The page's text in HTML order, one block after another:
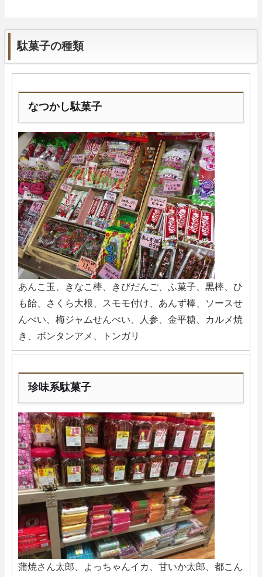
駄菓子の種類
なつかし駄菓子
あんこ玉、きなこ棒、きびだんご、ふ菓子、黒棒、ひ
も飴、さくら大根、スモモ付け、あんず棒、ソースせ
んべい、梅ジャムせんべい、人参、金平糖、カルメ焼
き、ボンタンアメ、トンガリ
珍味系駄菓子
蒲焼さん太郎、よっちゃんイカ、甘いか太郎、都こん